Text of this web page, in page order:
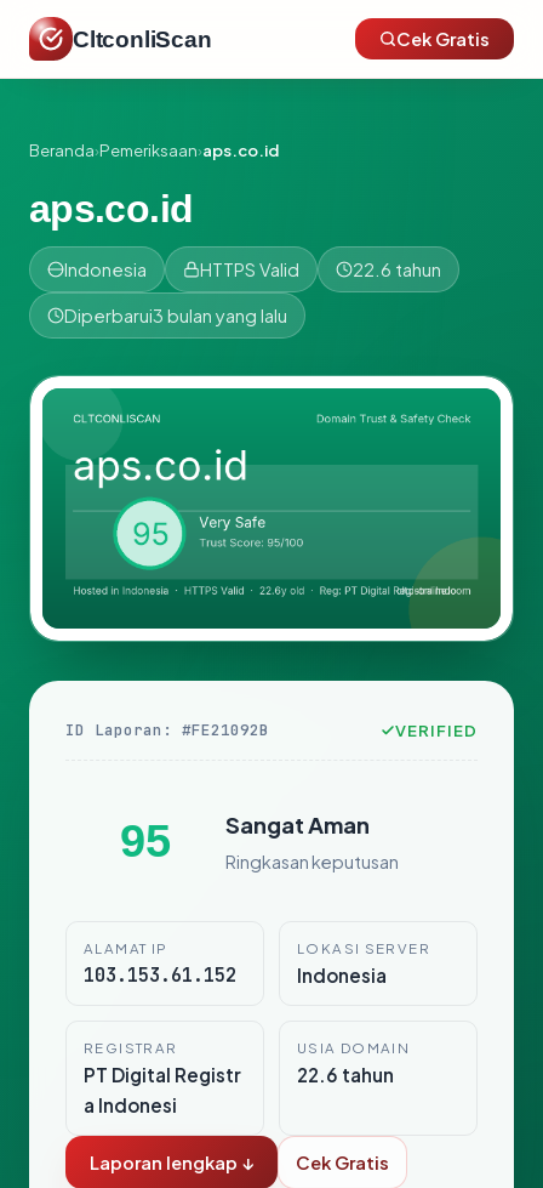
CltconliScan Cek Gratis
Beranda›Pemeriksaan›aps.co.id
aps.co.id
Indonesia HTTPS Valid 22.6 tahun
Diperbarui3 bulan yang lalu
ID Laporan: #FE21092B VERIFIED
95 Sangat Aman
Ringkasan keputusan
ALAMAT IP
103.153.61.152
LOKASI SERVER
Indonesia
REGISTRAR
PT Digital Registr
a Indonesi
USIA DOMAIN
22.6 tahun
Laporan lengkap ↓ Cek Gratis